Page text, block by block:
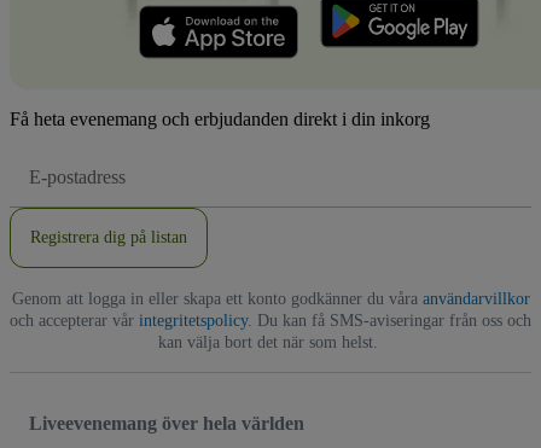
Få heta evenemang och erbjudanden direkt i din inkorg
postadress
Registrera dig på listan
Genom att logga in eller skapa ett konto godkänner du våra användarvillkor
och accepterar vår integritetspolicy. Du kan få SMS-aviseringar från oss och
kan välja bort det när som helst.
Liveevenemang över hela världen